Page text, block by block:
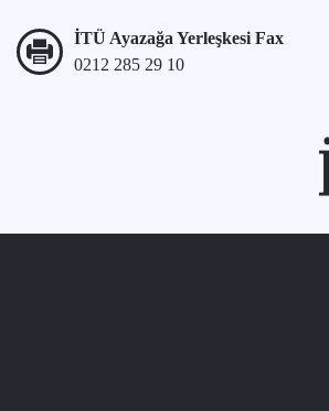
İTÜ Ayazağa Yerleşkesi Fax
0212 285 29 10